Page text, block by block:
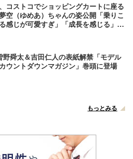
コストコでショッピングカートに座る
空（ゆめあ）ちゃんの姿公開「乗りこ
感じが可愛すぎ」「成長を感じる」の
舜太＆吉田仁人の表紙解禁「モデル
ウントダウンマガジン」巻頭に登場
もっとみる